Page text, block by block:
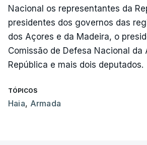
Nacional os representantes da
presidentes dos governos das
dos Açores e da Madeira, o
Comissão de Defesa Nacional da
República e mais dois deputados.
TÓPICOS
Haia, Armada